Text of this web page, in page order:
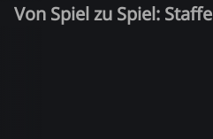
Von Spiel zu Spiel: